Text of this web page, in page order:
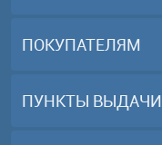
ПОКУПАТЕЛЯМ
ПУНКТЫ ВЫДАЧИ